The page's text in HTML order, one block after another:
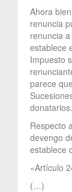
Ahora
renuncia
renuncia
establece
Impuesto
parece
donatarios.
Respecto
devengo
establece
«Artículo
(…)